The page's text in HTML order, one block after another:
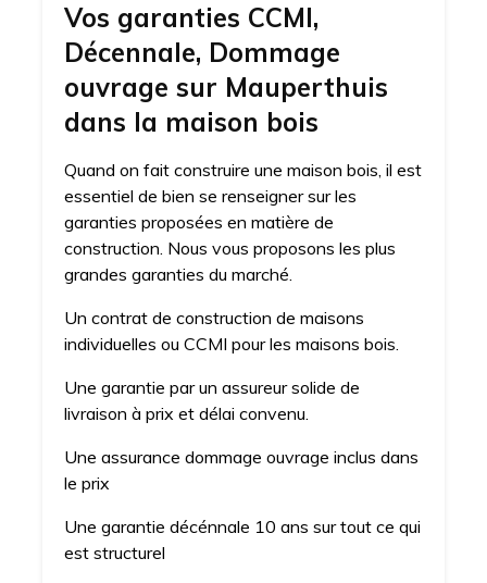
Vos garanties CCMI,
Décennale, Dommage
ouvrage sur Mauperthuis
dans la maison bois
Quand on fait construire une maison bois, il est
essentiel de bien se renseigner sur les
garanties proposées en matière de
construction. Nous vous proposons les plus
grandes garanties du marché.
Un contrat de construction de maisons
individuelles ou CCMI pour les maisons bois.
Une garantie par un assureur solide de
livraison à prix et délai convenu.
Une assurance dommage ouvrage inclus dans
le prix
Une garantie décénnale 10 ans sur tout ce qui
est structurel